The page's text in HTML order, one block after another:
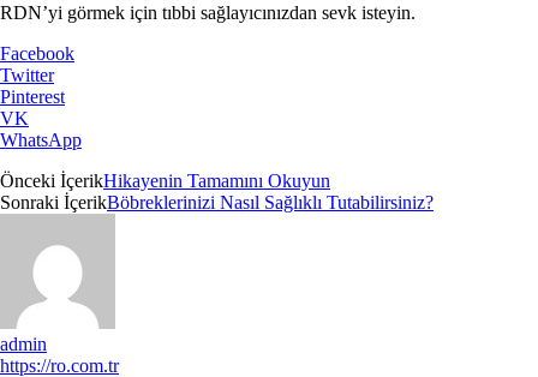
RDN’yi görmek için tıbbi sağlayıcınızdan sevk isteyin.
Facebook
Twitter
Pinterest
VK
WhatsApp
Önceki İçerikHikayenin Tamamını Okuyun
Sonraki İçerikBöbreklerinizi Nasıl Sağlıklı Tutabilirsiniz?
admin
https://ro.com.tr